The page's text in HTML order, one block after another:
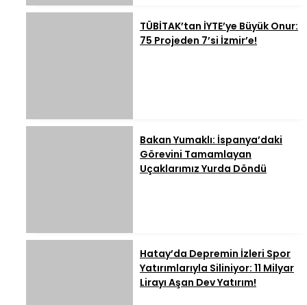
TÜBİTAK’tan İYTE’ye Büyük Onur:
75 Projeden 7’si İzmir’e!
Bakan Yumaklı: İspanya’daki
Görevini Tamamlayan
Uçaklarımız Yurda Döndü
Hatay’da Depremin İzleri Spor
Yatırımlarıyla Siliniyor: 11 Milyar
Lirayı Aşan Dev Yatırım!